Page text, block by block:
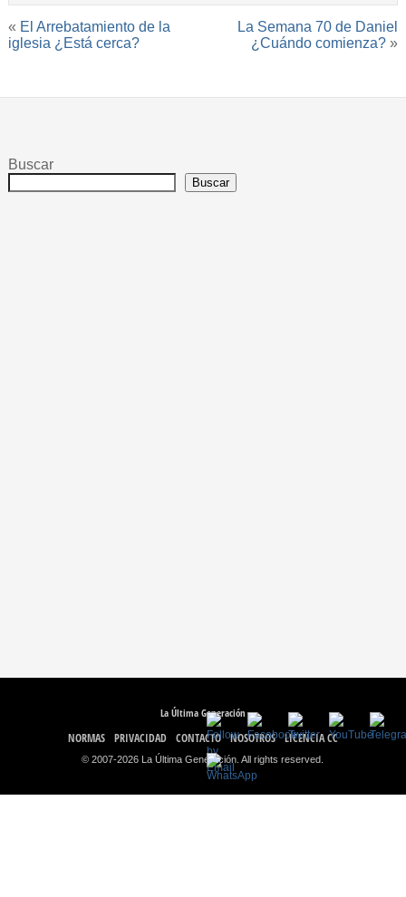
« El Arrebatamiento de la
iglesia ¿Está cerca?
La Semana 70 de Daniel
¿Cuándo comienza? »
Buscar
Buscar
La Última Generación
NORMAS PRIVACIDAD CONTACTO NOSOTROS LICENCIA CC
© 2007-2026 La Última Generación. All rights reserved.